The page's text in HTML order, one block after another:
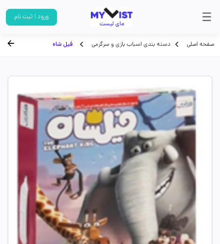
ورود | ثبت نام
صفحه اصلی دسته بندی اسباب بازی و سرگرمی فیل شاه